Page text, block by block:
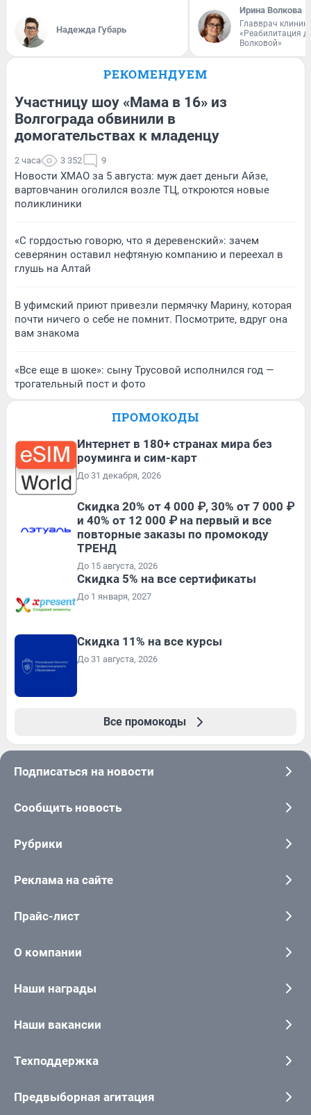
Надежда Губарь
Ирина Волкова
Главврач
«Реабилитация
Волковой»
РЕКОМЕНДУЕМ
Участницу шоу «Мама в 16» из
Волгограда обвинили в
домогательствах к младенцу
2 часа 3 352 9
Новости ХМАО за 5 августа: муж дает деньги Айзе,
вартовчанин оголился возле ТЦ, откроются новые
поликлиники
«С гордостью говорю, что я деревенский»: зачем
северянин оставил нефтяную компанию и переехал в
глушь на Алтай
В уфимский приют привезли пермячку Марину, которая
почти ничего о себе не помнит. Посмотрите, вдруг она
вам знакома
«Все еще в шоке»: сыну Трусовой исполнился год —
трогательный пост и фото
ПРОМОКОДЫ
Интернет в 180+ странах мира без
роуминга и сим-карт
До 31 декабря, 2026
Скидка 20% от 4 000 ₽, 30% от 7 000 ₽
и 40% от 12 000 ₽ на первый и все
повторные заказы по промокоду
ТРЕНД
До 15 августа, 2026
Скидка 5% на все сертификаты
До 1 января, 2027
Скидка 11% на все курсы
До 31 августа, 2026
Все промокоды
Подписаться на новости
Сообщить новость
Рубрики
Реклама на сайте
Прайс-лист
О компании
Наши награды
Наши вакансии
Техподдержка
Предвыборная агитация